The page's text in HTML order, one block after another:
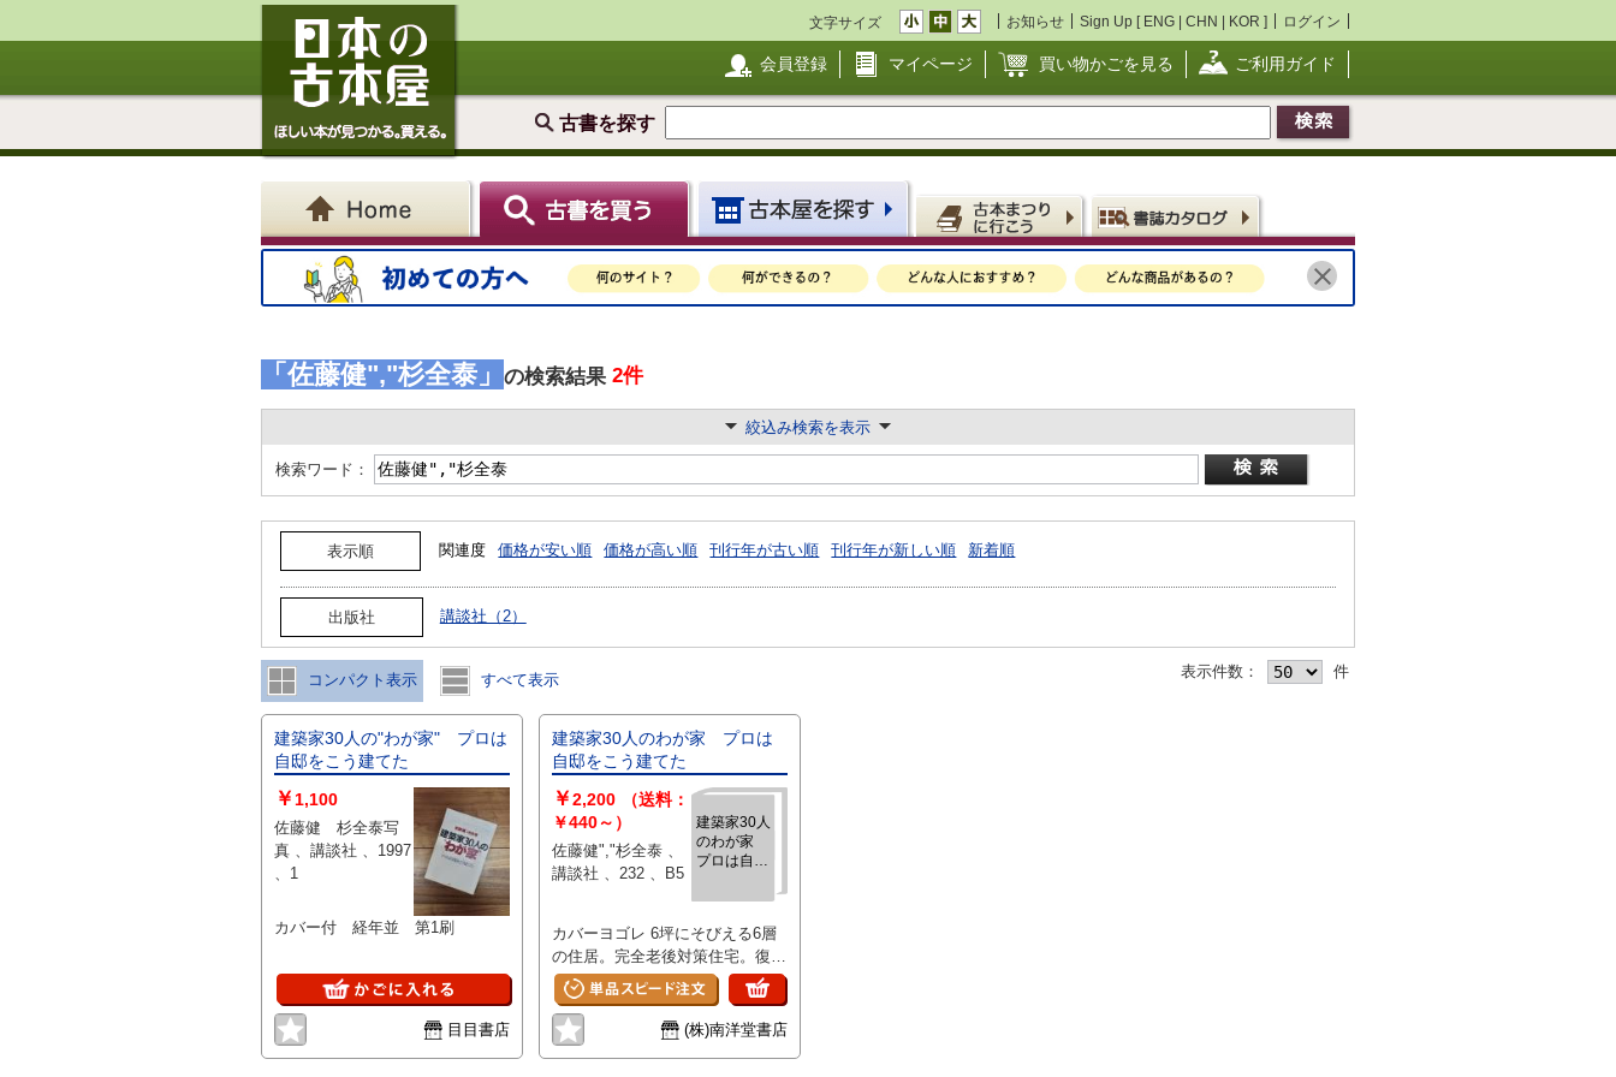
文字サイズ お知らせ Sign Up [ ENG | CHN | KOR ] ログイン
会員登録 マイページ 買い物かごを見る ご利用ガイド
古書を探す
「佐藤健","杉全泰」 の検索結果 2件
絞込み検索を表示
検索ワード：
表示順 関連度 価格が安い順 価格が高い順 刊行年が古い順 刊行年が新しい順 新着順
出版社 講談社（2）
コンパクト表示 すべて表示 表示件数： 件
建築家30人の"わが家" プロは
自邸をこう建てた
￥ 1,100
佐藤健 杉全泰写
真 、講談社 、1997
、1
カバー付 経年並 第1刷
目目書店
建築家30人のわが家 プロは
自邸をこう建てた
建築家30人
のわが家
プロは自邸
た
￥2,200
（送料：
￥440～）
佐藤健","杉全泰 、
講談社 、232 、B5
カバーヨゴレ 6坪にそびえる6層
の住居。完全老後対策住宅。復元
した古民家を二階に載せる家。超
ローコスト住宅など‥。プロの
「住まい」の秘密を一挙大公開。
■目次 ・はじめに 家とはなにか
(株)南洋堂書店